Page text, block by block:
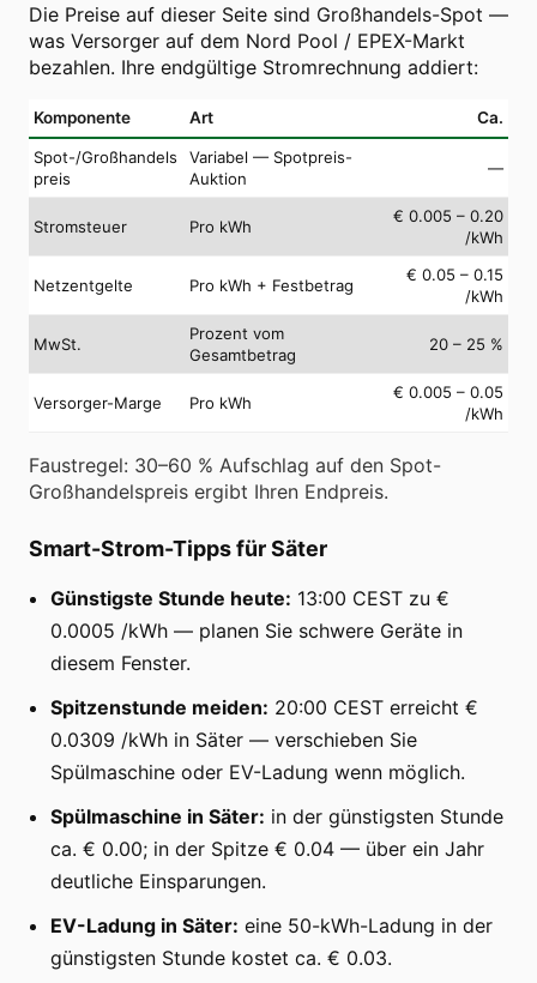
Die Preise auf dieser Seite sind Großhandels-Spot —
was Versorger auf dem Nord Pool / EPEX-Markt
bezahlen. Ihre endgültige Stromrechnung addiert:
Komponente Art Ca.
Spot-/Großhandels
preis
Variabel — Spotpreis-
Auktion
—
Stromsteuer Pro kWh
€ 0.005 – 0.20
/kWh
Netzentgelte Pro kWh + Festbetrag
€ 0.05 – 0.15
/kWh
MwSt.
Prozent vom
Gesamtbetrag
20 – 25 %
Versorger-Marge Pro kWh
€ 0.005 – 0.05
/kWh
Faustregel: 30–60 % Aufschlag auf den Spot-
Großhandelspreis ergibt Ihren Endpreis.
Smart-Strom-Tipps für Säter
Günstigste Stunde heute: 13:00 CEST zu €
0.0005 /kWh — planen Sie schwere Geräte in
diesem Fenster.
Spitzenstunde meiden: 20:00 CEST erreicht €
0.0309 /kWh in Säter — verschieben Sie
Spülmaschine oder EV-Ladung wenn möglich.
Spülmaschine in Säter: in der günstigsten Stunde
ca. € 0.00; in der Spitze € 0.04 — über ein Jahr
deutliche Einsparungen.
EV-Ladung in Säter: eine 50-kWh-Ladung in der
günstigsten Stunde kostet ca. € 0.03.